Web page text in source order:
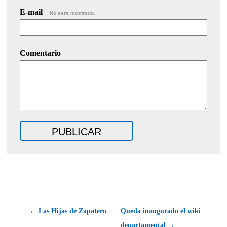
E-mail No será mostrado.
Comentario
← Las Hijas de Zapatero
Queda inaugurado el wiki
departamental →